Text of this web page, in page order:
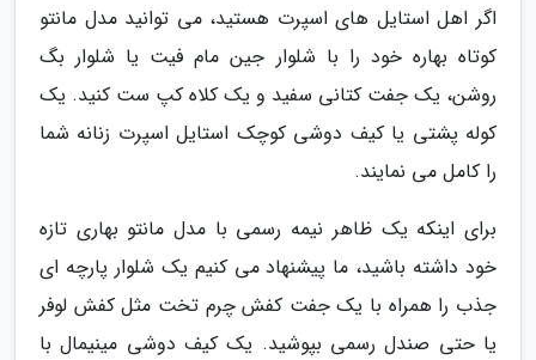
اگر اهل استایل های اسپرت هستید، می توانید مدل مانتو
کوتاه بهاره خود را با شلوار جین مام فیت یا شلوار بگ
روشن، یک جفت کتانی سفید و یک کلاه کپ ست کنید. یک
کوله پشتی یا کیف دوشی کوچک استایل اسپرت زنانه شما
را کامل می نمایند.
برای اینکه یک ظاهر نیمه رسمی با مدل مانتو بهاری تازه
خود داشته باشید، ما پیشنهاد می کنیم یک شلوار پارچه ای
جذب را همراه با یک جفت کفش چرم تخت مثل کفش لوفر
یا حتی صندل رسمی بپوشید. یک کیف دوشی مینیمال با